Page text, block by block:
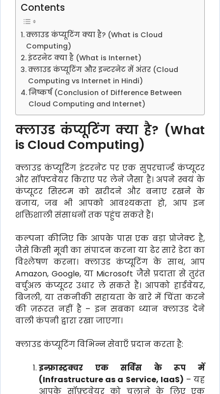
Contents
क्लाउड कंप्यूटिंग क्या है? (What is Cloud
Computing)
इंटरनेट क्या है (What is Internet)
क्लाउड कंप्यूटिंग और इन्टरनेट में अंतर (Cloud
Computing vs Internet in Hindi)
निष्कर्ष (Conclusion of Difference Between
Cloud Computing and Internet)
क्लाउड कंप्यूटिंग क्या है? (What
is Cloud Computing)
क्लाउड कंप्यूटिंग इंटरनेट पर एक सुपरचार्ज्ड कंप्यूटर
और सॉफ्टवेयर किराए पर लेने जैसा है। अपने स्वयं के
कंप्यूटर सिस्टम को खरीदने और बनाए रखने के
बजाय, जब भी आपको आवश्यकता हो, आप इन
शक्तिशाली संसाधनों तक पहुंच सकते हैं।
कल्पना कीजिए कि आपके पास एक बड़ा प्रोजेक्ट है,
जैसे किसी मूवी का संपादन करना या ढेर सारे डेटा का
विश्लेषण करना। क्लाउड कंप्यूटिंग के साथ, आप
Amazon, Google, या Microsoft जैसे प्रदाता से तुरंत
वर्चुअल कंप्यूटर उधार ले सकते हैं। आपको हार्डवेयर,
बिजली, या तकनीकी सहायता के बारे में चिंता करने
की ज़रूरत नहीं है – इन सबका ध्यान क्लाउड देने
वाली कंपनी द्वारा रखा जाएगा।
क्लाउड कंप्यूटिंग विभिन्न सेवाएँ प्रदान करता है:
इन्फ्रास्ट्रक्चर एक सर्विस के रूप में
(Infrastructure as a Service, IaaS) – यह
आपके सॉफ़्टवेयर को चलाने के लिए एक